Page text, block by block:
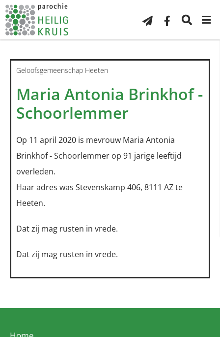
Geloofsgemeenschap Heeten
Maria Antonia Brinkhof -
Schoorlemmer
Op 11 april 2020 is mevrouw Maria Antonia
Brinkhof - Schoorlemmer op 91 jarige leeftijd
overleden.
Haar adres was Stevenskamp 406, 8111 AZ te
Heeten.
Dat zij mag rusten in vrede.
Dat zij mag rusten in vrede.